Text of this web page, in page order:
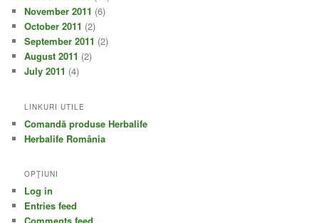
November 2011 (6)
October 2011 (2)
September 2011 (2)
August 2011 (2)
July 2011 (4)
LINKURI UTILE
Comandă produse Herbalife
Herbalife România
OPŢIUNI
Log in
Entries feed